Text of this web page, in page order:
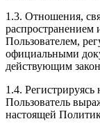
1.3. Отношения,
распространением
Пользователем,
официальными
действующим
1.4.
Пользователь
настоящей